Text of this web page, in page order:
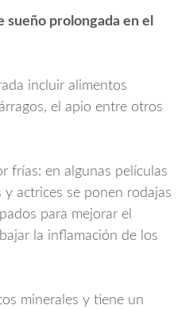
prolongada en el
incluir alimentos
el apio entre otros
frías: en algunas películas
actrices se ponen rodajas
para mejorar el
la inflamación de los
minerales y tiene un